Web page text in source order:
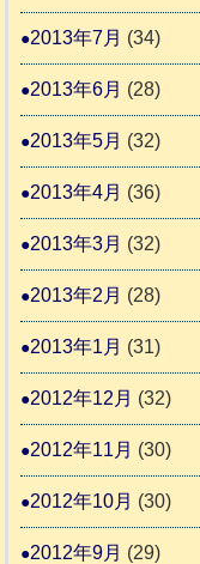
2013年7月 (34)
2013年6月 (28)
2013年5月 (32)
2013年4月 (36)
2013年3月 (32)
2013年2月 (28)
2013年1月 (31)
2012年12月 (32)
2012年11月 (30)
2012年10月 (30)
2012年9月 (29)